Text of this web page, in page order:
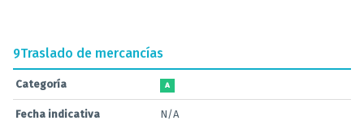
9Traslado de mercancías
Categoría A
Fecha indicativa N/A